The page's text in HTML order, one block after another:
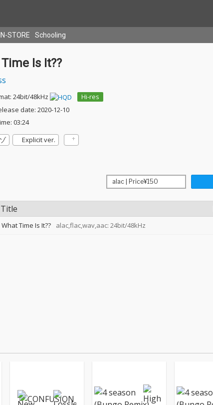
IN-STORE Schooling
Is It??
24bit/48kHz
Hi-res
date: 2020-12-10
03:24
Explicit ver.
Title
What Time Is It?? alac,flac,wav,aac: 24bit/48kHz